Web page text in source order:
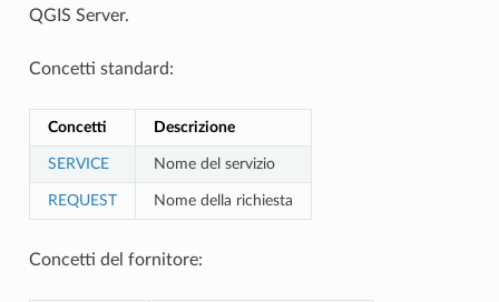
QGIS Server.
Concetti standard:
Concetti Descrizione
SERVICE Nome del servizio
REQUEST Nome della richiesta
Concetti del fornitore: